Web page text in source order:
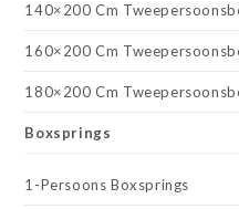
140×200 Cm
160×200 Cm
180×200 Cm
Boxsprings
1-Persoons Boxsprings